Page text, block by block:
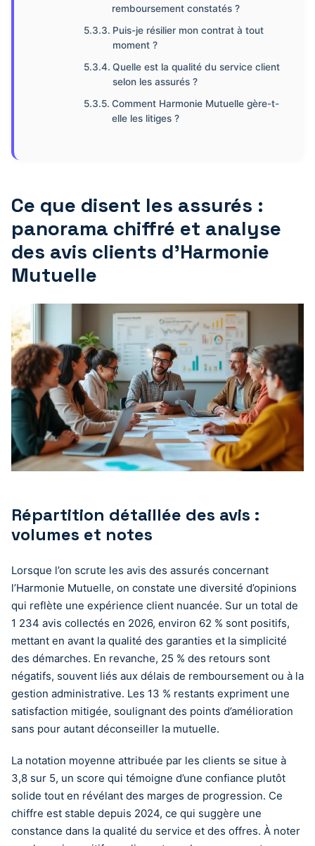
remboursement constatés ?
Puis-je résilier mon contrat à tout
moment ?
Quelle est la qualité du service client
selon les assurés ?
Comment Harmonie Mutuelle gère-t-
elle les litiges ?
Ce que disent les assurés :
panorama chiffré et analyse
des avis clients d’Harmonie
Mutuelle
Répartition détaillée des avis :
volumes et notes
Lorsque l’on scrute les avis des assurés concernant
l’Harmonie Mutuelle, on constate une diversité d’opinions
qui reflète une expérience client nuancée. Sur un total de
1 234 avis collectés en 2026, environ 62 % sont positifs,
mettant en avant la qualité des garanties et la simplicité
des démarches. En revanche, 25 % des retours sont
négatifs, souvent liés aux délais de remboursement ou à la
gestion administrative. Les 13 % restants expriment une
satisfaction mitigée, soulignant des points d’amélioration
sans pour autant déconseiller la mutuelle.
La notation moyenne attribuée par les clients se situe à
3,8 sur 5, un score qui témoigne d’une confiance plutôt
solide tout en révélant des marges de progression. Ce
chiffre est stable depuis 2024, ce qui suggère une
constance dans la qualité du service et des offres. À noter